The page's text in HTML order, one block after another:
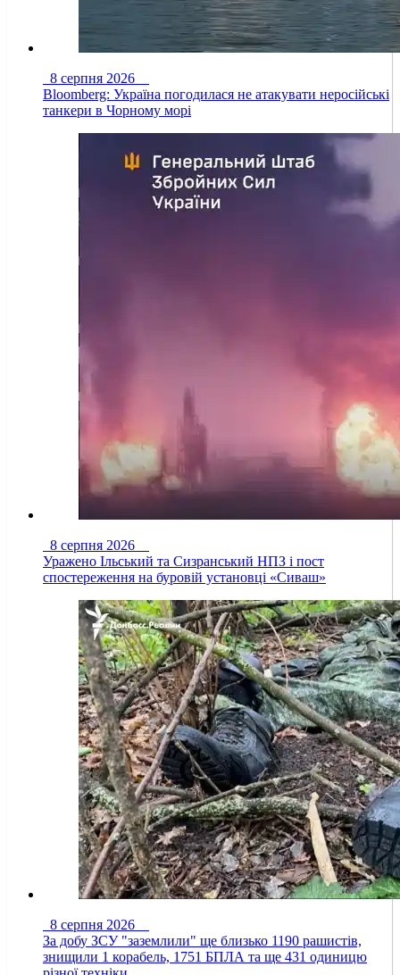
8 серпня 2026
Bloomberg: Україна погодилася не атакувати неросійські
танкери в Чорному морі
8 серпня 2026
Уражено Ільський та Сизранський НПЗ і пост
спостереження на буровій установці «Сиваш»
8 серпня 2026
За добу ЗСУ "заземлили" ще близько 1190 рашистів,
знищили 1 корабель, 1751 БПЛА та ще 431 одиницю